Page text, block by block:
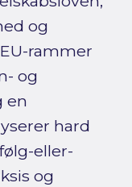
og
rammer
og
en
hard
eller-
og